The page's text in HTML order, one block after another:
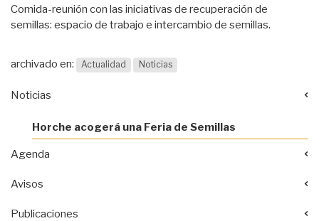
Comida-reunión con las iniciativas de recuperación de
semillas: espacio de trabajo e intercambio de semillas.
archivado en: Actualidad Noticias
Noticias
Horche acogerá una Feria de Semillas
Agenda
Avisos
Publicaciones